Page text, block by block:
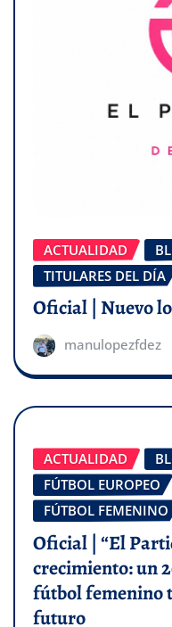
ACTUALIDAD
TITULARES DEL DÍA
Oficial | Nuevo
manulopezfdez
ACTUALIDAD
FÚTBOL EUROPEO
FÚTBOL FEMENINO
Oficial | “El
crecimiento: un
fútbol femenino
futuro